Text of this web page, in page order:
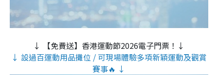
↓ 【免費送】香港運動節2026電子門票！↓
↓ 設過百運動用品攤位 / 可現場體驗多項新穎運動及觀賞
賽事🔥 ↓